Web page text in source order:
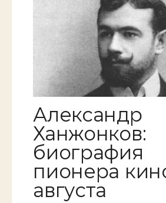
Александр
Ханжонков:
биография
пионера
августа